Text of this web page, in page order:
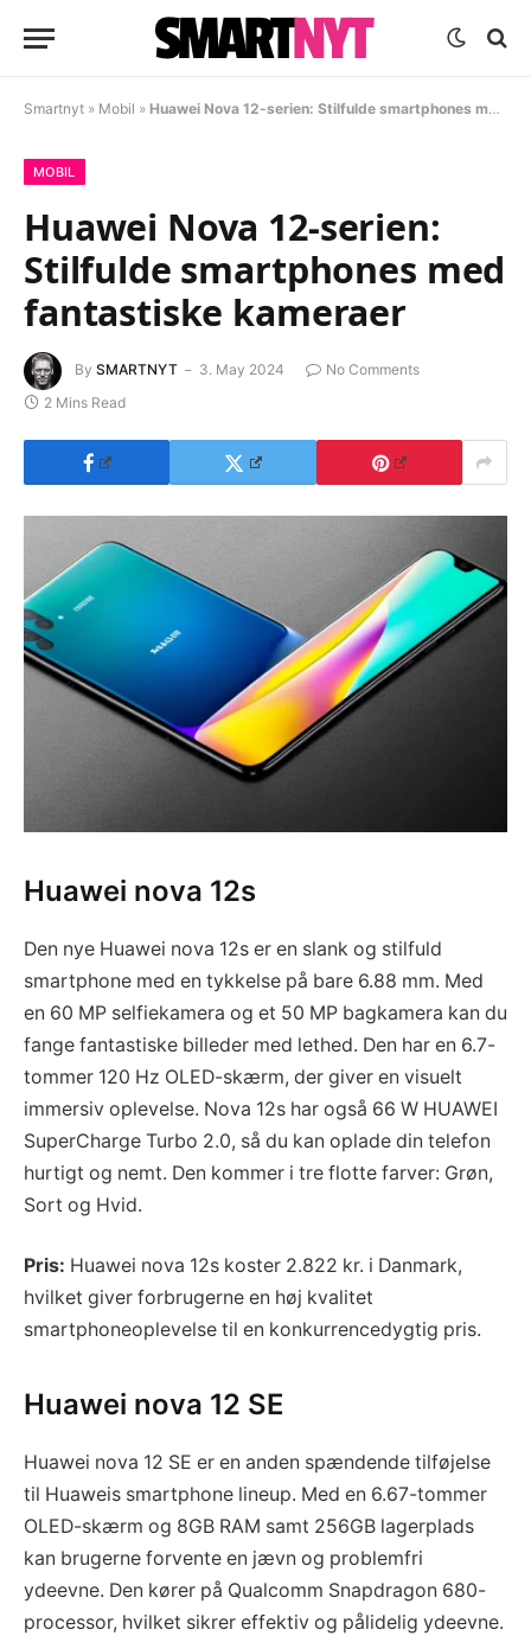
Smartnyt » Mobil » Huawei Nova 12-serien: Stilfulde smartphones med fantastiske kameraer
MOBIL
Huawei Nova 12-serien:
Stilfulde smartphones med
fantastiske kameraer
By SMARTNYT 3. May 2024
No Comments
2 Mins Read
Huawei nova 12s
Den nye Huawei nova 12s er en slank og stilfuld
smartphone med en tykkelse på bare 6.88 mm. Med
en 60 MP selfiekamera og et 50 MP bagkamera kan du
fange fantastiske billeder med lethed. Den har en 6.7-
tommer 120 Hz OLED-skærm, der giver en visuelt
immersiv oplevelse. Nova 12s har også 66 W HUAWEI
SuperCharge Turbo 2.0, så du kan oplade din telefon
hurtigt og nemt. Den kommer i tre flotte farver: Grøn,
Sort og Hvid.
Pris: Huawei nova 12s koster 2.822 kr. i Danmark,
hvilket giver forbrugerne en høj kvalitet
smartphoneoplevelse til en konkurrencedygtig pris.
Huawei nova 12 SE
Huawei nova 12 SE er en anden spændende tilføjelse
til Huaweis smartphone lineup. Med en 6.67-tommer
OLED-skærm og 8GB RAM samt 256GB lagerplads
kan brugerne forvente en jævn og problemfri
ydeevne. Den kører på Qualcomm Snapdragon 680-
processor, hvilket sikrer effektiv og pålidelig ydeevne.